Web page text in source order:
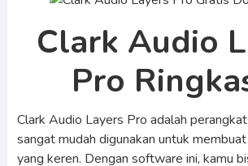
Clark Audio
Pro
Clark Audio Layers Pro adalah
sangat mudah digunakan untuk
yang keren. Dengan software ini, kamu